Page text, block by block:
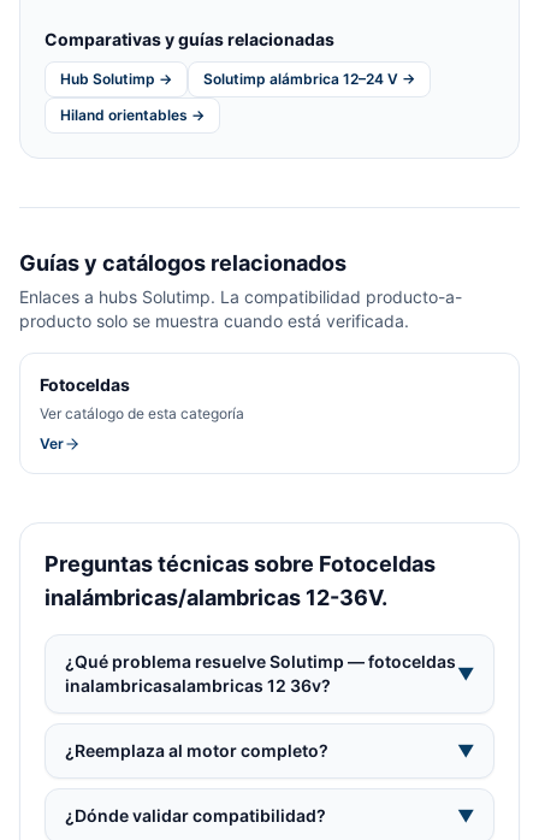
Comparativas y guías relacionadas
Hub Solutimp →
Solutimp alámbrica 12–24 V →
Hiland orientables →
Guías y catálogos relacionados
Enlaces a hubs Solutimp. La compatibilidad producto-a-
producto solo se muestra cuando está verificada.
Fotoceldas
Ver catálogo de esta categoría
Ver
Preguntas técnicas sobre Fotoceldas
inalámbricas/alambricas 12-36V.
¿Qué problema resuelve Solutimp — fotoceldas
inalambricasalambricas 12 36v?
▼
¿Reemplaza al motor completo? ▼
¿Dónde validar compatibilidad? ▼